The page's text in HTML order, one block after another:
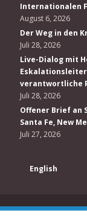
Internationalen
August 6, 2026
Der Weg in den
Juli 28, 2026
Live-Dialog mit
verantwortliche
Juli 28, 2026
Offener Brief an
Santa Fe, New
Juli 27, 2026
English